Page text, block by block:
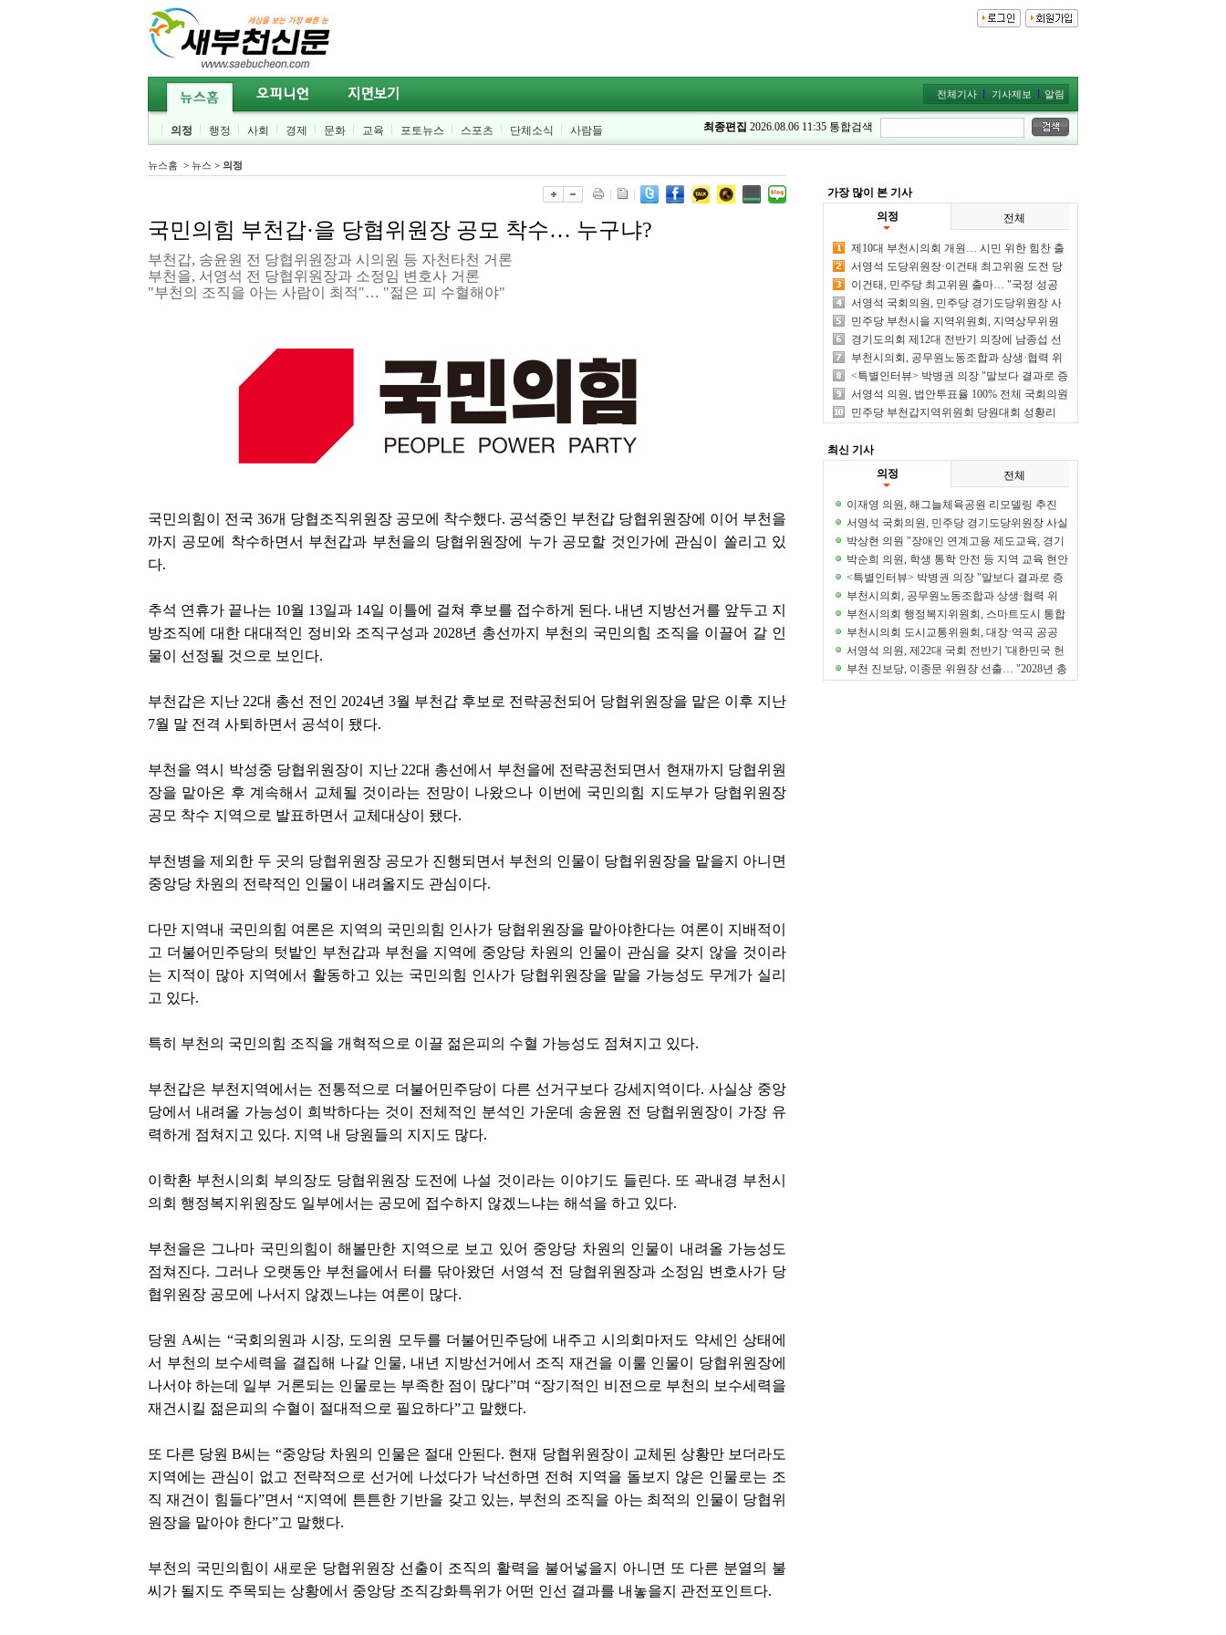
의정 행정 사회 경제 문화 교육 포토뉴스 스포츠 단체소식 사람들
전체기사 기사제보 알림
최종편집 2026.08.06 11:35 통합검색
뉴스홈 > 뉴스 > 의정
국민의힘 부천갑·을 당협위원장 공모 착수… 누구냐?
부천갑, 송윤원 전 당협위원장과 시의원 등 자천타천 거론
부천을, 서영석 전 당협위원장과 소정임 변호사 거론
"부천의 조직을 아는 사람이 최적"… "젊은 피 수혈해야"
국민의힘이 전국 36개 당협조직위원장 공모에 착수했다. 공석중인 부천갑 당협위원장에 이어 부천을
까지 공모에 착수하면서 부천갑과 부천을의 당협위원장에 누가 공모할 것인가에 관심이 쏠리고 있
다.
추석 연휴가 끝나는 10월 13일과 14일 이틀에 걸쳐 후보를 접수하게 된다. 내년 지방선거를 앞두고 지
방조직에 대한 대대적인 정비와 조직구성과 2028년 총선까지 부천의 국민의힘 조직을 이끌어 갈 인
물이 선정될 것으로 보인다.
부천갑은 지난 22대 총선 전인 2024년 3월 부천갑 후보로 전략공천되어 당협위원장을 맡은 이후 지난
7월 말 전격 사퇴하면서 공석이 됐다.
부천을 역시 박성중 당협위원장이 지난 22대 총선에서 부천을에 전략공천되면서 현재까지 당협위원
장을 맡아온 후 계속해서 교체될 것이라는 전망이 나왔으나 이번에 국민의힘 지도부가 당협위원장
공모 착수 지역으로 발표하면서 교체대상이 됐다.
부천병을 제외한 두 곳의 당협위원장 공모가 진행되면서 부천의 인물이 당협위원장을 맡을지 아니면
중앙당 차원의 전략적인 인물이 내려올지도 관심이다.
다만 지역내 국민의힘 여론은 지역의 국민의힘 인사가 당협위원장을 맡아야한다는 여론이 지배적이
고 더불어민주당의 텃밭인 부천갑과 부천을 지역에 중앙당 차원의 인물이 관심을 갖지 않을 것이라
는 지적이 많아 지역에서 활동하고 있는 국민의힘 인사가 당협위원장을 맡을 가능성도 무게가 실리
고 있다.
특히 부천의 국민의힘 조직을 개혁적으로 이끌 젊은피의 수혈 가능성도 점쳐지고 있다.
부천갑은 부천지역에서는 전통적으로 더불어민주당이 다른 선거구보다 강세지역이다. 사실상 중앙
당에서 내려올 가능성이 희박하다는 것이 전체적인 분석인 가운데 송윤원 전 당협위원장이 가장 유
력하게 점쳐지고 있다. 지역 내 당원들의 지지도 많다.
이학환 부천시의회 부의장도 당협위원장 도전에 나설 것이라는 이야기도 들린다. 또 곽내경 부천시
의회 행정복지위원장도 일부에서는 공모에 접수하지 않겠느냐는 해석을 하고 있다.
부천을은 그나마 국민의힘이 해볼만한 지역으로 보고 있어 중앙당 차원의 인물이 내려올 가능성도
점쳐진다. 그러나 오랫동안 부천을에서 터를 닦아왔던 서영석 전 당협위원장과 소정임 변호사가 당
협위원장 공모에 나서지 않겠느냐는 여론이 많다.
당원 A씨는 “국회의원과 시장, 도의원 모두를 더불어민주당에 내주고 시의회마저도 약세인 상태에
서 부천의 보수세력을 결집해 나갈 인물, 내년 지방선거에서 조직 재건을 이룰 인물이 당협위원장에
나서야 하는데 일부 거론되는 인물로는 부족한 점이 많다”며 “장기적인 비전으로 부천의 보수세력을
재건시킬 젊은피의 수혈이 절대적으로 필요하다”고 말했다.
또 다른 당원 B씨는 “중앙당 차원의 인물은 절대 안된다. 현재 당협위원장이 교체된 상황만 보더라도
지역에는 관심이 없고 전략적으로 선거에 나섰다가 낙선하면 전혀 지역을 돌보지 않은 인물로는 조
직 재건이 힘들다”면서 “지역에 튼튼한 기반을 갖고 있는, 부천의 조직을 아는 최적의 인물이 당협위
원장을 맡아야 한다”고 말했다.
부천의 국민의힘이 새로운 당협위원장 선출이 조직의 활력을 불어넣을지 아니면 또 다른 분열의 불
씨가 될지도 주목되는 상황에서 중앙당 조직강화특위가 어떤 인선 결과를 내놓을지 관전포인트다.
가장 많이 본 기사
의정
전체
제10대 부천시의회 개원… 시민 위한 힘찬 출
발
서영석 도당위원장·이건태 최고위원 도전 당
선 여부 주목
이건태, 민주당 최고위원 출마… "국정 성공
최전방 공격수 되겠다"
서영석 국회의원, 민주당 경기도당위원장 사
실상 단독 추대 전망
민주당 부천시을 지역위원회, 지역상무위원
회 및 당원대회 개최
경기도의회 제12대 전반기 의장에 남종섭 선
출
부천시의회, 공무원노동조합과 상생·협력 위
한 차담회 개최
<특별인터뷰> 박병권 의장 "말보다 결과로 증
명하는 의회 만들겠다"
서영석 의원, 법안투표율 100% 전체 국회의원
중 1위
민주당 부천갑지역위원회 당원대회 성황리
최신 기사
의정
전체
이재영 의원, 해그늘체육공원 리모델링 추진
정담회 개최
서영석 국회의원, 민주당 경기도당위원장 사실
상 단독 추대 전망
박상현 의원 "장애인 연계고용 제도교육, 경기
도부터 시작해야"
박순희 의원, 학생 통학 안전 등 지역 교육 현안
집중 점검
<특별인터뷰> 박병권 의장 "말보다 결과로 증
명하는 의회 만들겠다"
부천시의회, 공무원노동조합과 상생·협력 위
한 차담회 개최
부천시의회 행정복지위원회, 스마트도시 통합
운영센터 현장 방문
부천시의회 도시교통위원회, 대장·역곡 공공
주택지구 현장 방문
서영석 의원, 제22대 국회 전반기 '대한민국 헌
정대상' 수상
부천 진보당, 이종문 위원장 선출… "2028년 총